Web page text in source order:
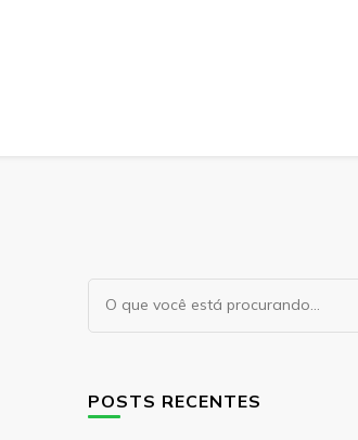
Procurando
algo?
POSTS RECENTES